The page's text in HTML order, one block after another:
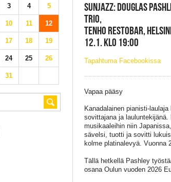
3 4 5
10 11 12
17 18 19
24 25 26
31
SUNJAZZ: DOUGLAS
TRIO,
TENHO RESTOBAR,
12.1. KLO 19:00
Tapahtuma Facebookissa
Vapaa pääsy
Kanadalainen pianisti-laulaja
sovittajana ja
musikaaleihin niin
sävelsi, tuotti ja sovitti
kolme platinalevyä. Vuonna
Tällä hetkellä Pashley
osana Oulun vuoden 2026